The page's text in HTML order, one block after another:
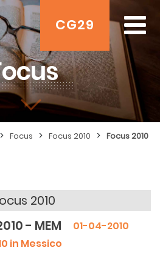
CG29
> Focus > Focus 2010 > Focus 2010
2010
- MEM
01-04-2010
in Messico